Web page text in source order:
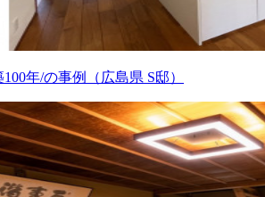
年/の事例（広島県 S邸）